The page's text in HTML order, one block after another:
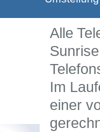
Alle
Im
einer